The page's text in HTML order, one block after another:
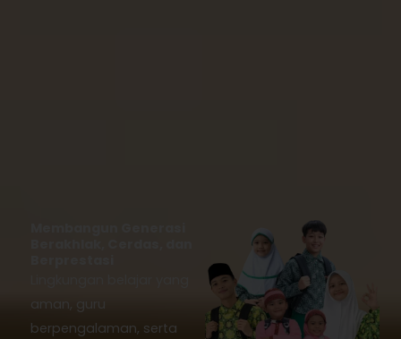
aman, guru
berpengalaman, serta